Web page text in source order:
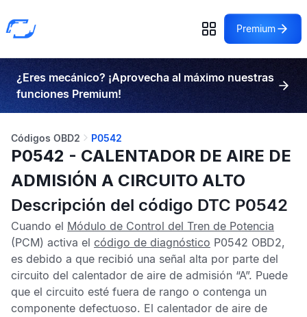
Premium
¿Eres mecánico? ¡Aprovecha al máximo nuestras
funciones Premium!
Códigos OBD2 P0542
P0542 - CALENTADOR DE AIRE DE
ADMISIÓN A CIRCUITO ALTO
Descripción del código DTC P0542
Cuando el Módulo de Control del Tren de Potencia
(PCM) activa el código de diagnóstico P0542 OBD2,
es debido a que recibió una señal alta por parte del
circuito del calentador de aire de admisión “A”. Puede
que el circuito esté fuera de rango o contenga un
componente defectuoso. El calentador de aire de